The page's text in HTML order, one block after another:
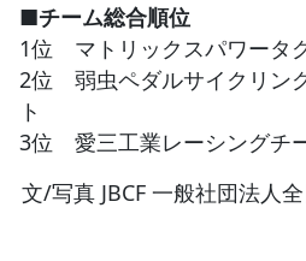
■チーム総合順位
1位 マトリックスパワータ
2位 弱虫ペダルサイクリン
ト
3位 愛三工業レーシングチ
文/写真 JBCF 一般社団法人